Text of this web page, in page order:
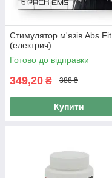
Стимулятор м'язів Abs Fit
(електрич)
Готово до відправки
349,20 ₴ 388 ₴
Купити